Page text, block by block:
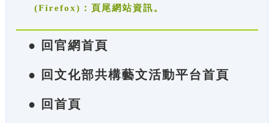
(Firefox)：頁尾網站資訊。
● 回官網首頁
● 回文化部共構藝文活動平台首頁
● 回首頁